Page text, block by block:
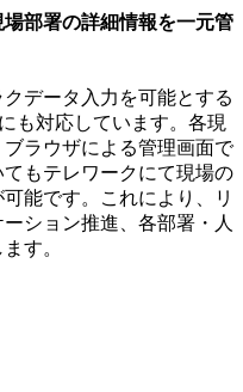
部署の詳細情報を一元管
データ入力を可能とする
も対応しています。各現
ラウザによる管理画面で
もテレワークにて現場の
能です。これにより、リ
ション推進、各部署・人
す。